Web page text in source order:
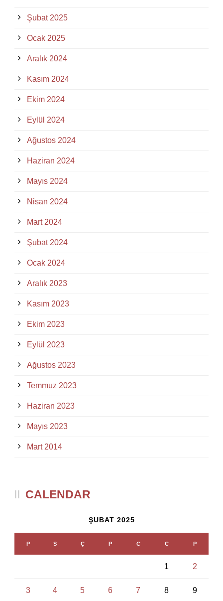
Şubat 2025
Ocak 2025
Aralık 2024
Kasım 2024
Ekim 2024
Eylül 2024
Ağustos 2024
Haziran 2024
Mayıs 2024
Nisan 2024
Mart 2024
Şubat 2024
Ocak 2024
Aralık 2023
Kasım 2023
Ekim 2023
Eylül 2023
Ağustos 2023
Temmuz 2023
Haziran 2023
Mayıs 2023
Mart 2014
CALENDAR
ŞUBAT 2025
P S Ç P C C P
1 2
3 4 5 6 7 8 9